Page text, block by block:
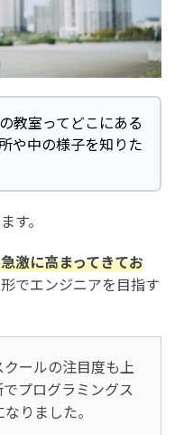
教室ってどこにある
や中の様子を知りた
す。
激に高まってきてお
でエンジニアを目指す
ールの注目度も上
プログラミングス
りました。